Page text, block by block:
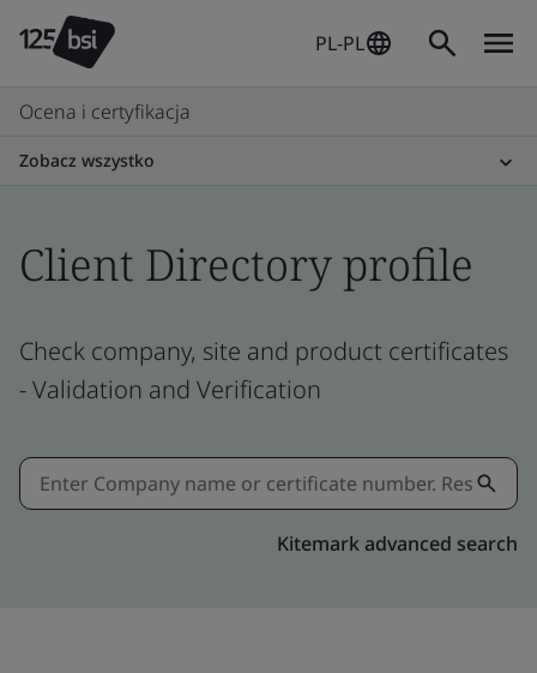
PL-PL
Ocena i certyfikacja
Zobacz wszystko
Client Directory profile
Check company, site and product certificates
- Validation and Verification
Kitemark advanced search